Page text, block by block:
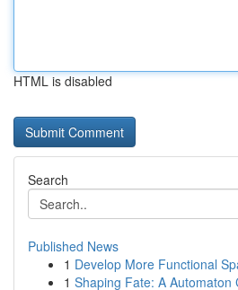
HTML is disabled
Search
Published News
1 Develop More Functional
1 Shaping Fate: A Automaton